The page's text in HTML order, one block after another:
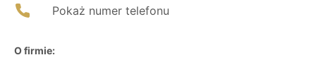
Pokaż numer telefonu
O firmie: